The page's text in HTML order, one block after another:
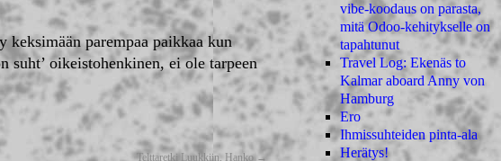
parempaa paikkaa kun
suht’ oikeistohenkinen, ei ole tarpeen
Telttaretki Luukkiin, Hanko →
vibe-koodaus on parasta,
mitä Odoo-kehitykselle on
tapahtunut
Travel Log: Ekenäs to
Kalmar aboard Anny von
Hamburg
Ero
Ihmissuhteiden pinta-ala
Herätys!